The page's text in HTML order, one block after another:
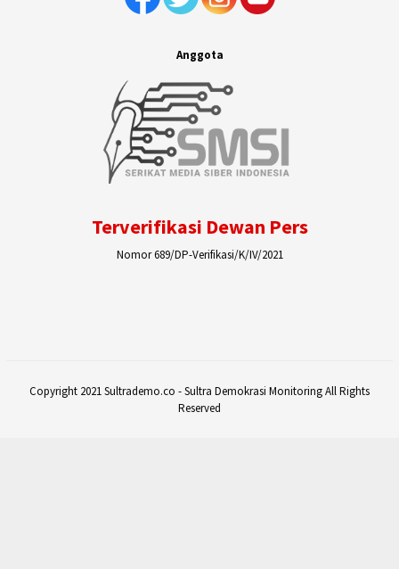
Anggota
Terverifikasi Dewan Pers
Nomor 689/DP-Verifikasi/K/IV/2021
Copyright 2021 Sultrademo.co - Sultra Demokrasi Monitoring All Rights
Reserved